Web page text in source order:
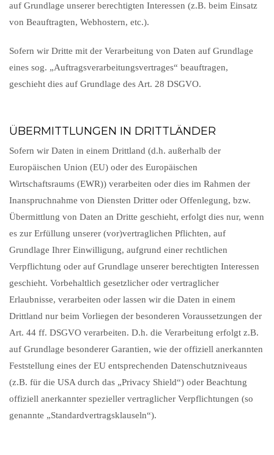
auf Grundlage unserer berechtigten Interessen (z.B. beim Einsatz
von Beauftragten, Webhostern, etc.).
Sofern wir Dritte mit der Verarbeitung von Daten auf Grundlage
eines sog. „Auftragsverarbeitungsvertrages“ beauftragen,
geschieht dies auf Grundlage des Art. 28 DSGVO.
ÜBERMITTLUNGEN IN DRITTLÄNDER
Sofern wir Daten in einem Drittland (d.h. außerhalb der
Europäischen Union (EU) oder des Europäischen
Wirtschaftsraums (EWR)) verarbeiten oder dies im Rahmen der
Inanspruchnahme von Diensten Dritter oder Offenlegung, bzw.
Übermittlung von Daten an Dritte geschieht, erfolgt dies nur, wenn
es zur Erfüllung unserer (vor)vertraglichen Pflichten, auf
Grundlage Ihrer Einwilligung, aufgrund einer rechtlichen
Verpflichtung oder auf Grundlage unserer berechtigten Interessen
geschieht. Vorbehaltlich gesetzlicher oder vertraglicher
Erlaubnisse, verarbeiten oder lassen wir die Daten in einem
Drittland nur beim Vorliegen der besonderen Voraussetzungen der
Art. 44 ff. DSGVO verarbeiten. D.h. die Verarbeitung erfolgt z.B.
auf Grundlage besonderer Garantien, wie der offiziell anerkannten
Feststellung eines der EU entsprechenden Datenschutzniveaus
(z.B. für die USA durch das „Privacy Shield“) oder Beachtung
offiziell anerkannter spezieller vertraglicher Verpflichtungen (so
genannte „Standardvertragsklauseln“).